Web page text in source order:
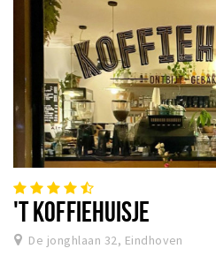
'T KOFFIEHUISJE
De jonghlaan 32, Eindhoven